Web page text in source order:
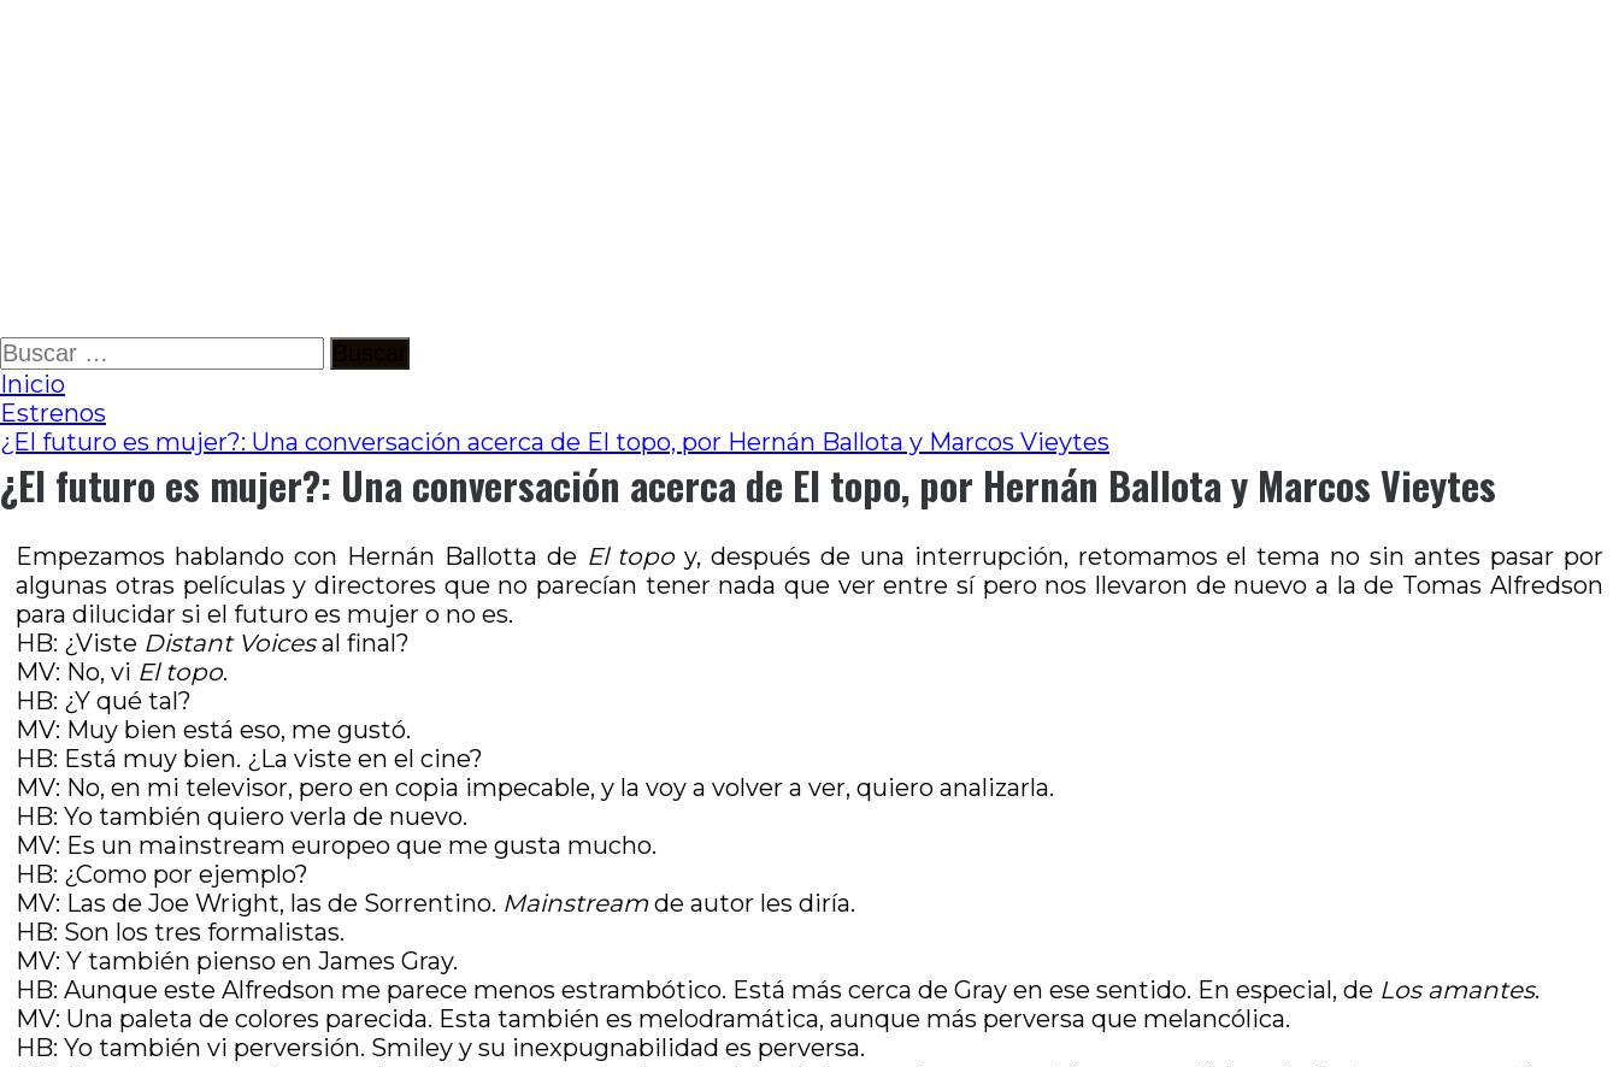
Ir
al
contenido
Buscar:
Inicio
Estrenos
¿El futuro es mujer?: Una conversación acerca de El topo, por Hernán Ballota y Marcos Vieytes
¿El futuro es mujer?: Una conversación acerca de El topo, por Hernán Ballota y Marcos Vieytes
Empezamos hablando con Hernán Ballotta de El topoy, después de una interrupción, retomamos el tema no sin antes pasar por
algunas otras películas y directores que no parecían tener nada que ver entre sí pero nos llevaron de nuevo a la de Tomas Alfredson
para dilucidar si el futuro es mujer o no es.
HB: ¿Viste Distant Voicesal final?
MV: No, vi El topo.
HB: ¿Y qué tal?
MV: Muy bien está eso, me gustó.
HB: Está muy bien. ¿La viste en el cine?
MV: No, en mi televisor, pero en copia impecable, y la voy a volver a ver, quiero analizarla.
HB: Yo también quiero verla de nuevo.
MV: Es un mainstream europeo que me gusta mucho.
HB: ¿Como por ejemplo?
MV: Las de Joe Wright, las de Sorrentino. Mainstream de autor les diría.
HB: Son los tres formalistas.
MV: Y también pienso en James Gray.
HB: Aunque este Alfredson me parece menos estrambótico. Está más cerca de Gray en ese sentido. En especial, de Los amantes.
MV: Una paleta de colores parecida. Esta también es melodramática, aunque más perversa que melancólica.
HB: Yo también vi perversión. Smiley y su inexpugnabilidad es perversa.